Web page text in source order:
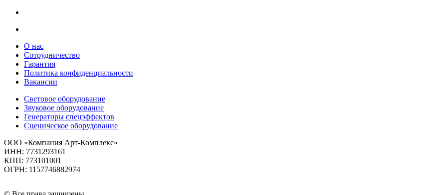
О нас
Сотрудничество
Гарантия
Политика конфиденциальности
Вакансии
Световое оборудование
Звуковое оборудование
Генераторы спецэффектов
Сценическое оборудование
ООО «Компания Арт-Комплекс»
ИНН: 7731293161
КПП: 773101001
ОГРН: 1157746882974